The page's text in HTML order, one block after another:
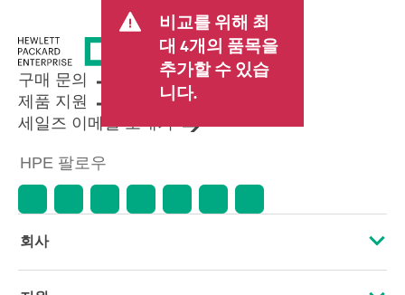
며 판매세/VAT 및 배송 등 기타 수수
료가 포함될 수 있습니다. 리셀러가
설정한 트랜잭션 가격은 다른 리셀
러가 설정한 가격 및 표시 가격과 다
를 수 있습니다. 표시 가격에는 기간
한정 프로모션 혜택이 포함될 수 있
습니다. HPE는 시장 상황 변화, 제품
수명 종료, 광고 오류 등을 포함하되
이에 국한되지 않는 사유로 언제든
지 가격을 조정할 권리를 보유합니
비교를 위해 최
대 4개의 품목을
추가할 수 있습
니다.
구매 문의
제품 지원
세일즈 이메일 보내기
HPE 팔로우
회사
HPE 소개